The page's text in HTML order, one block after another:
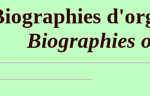
Biographies